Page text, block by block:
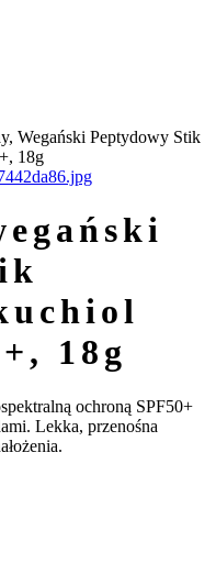
Wegański Peptydowy Stik
18g
18g
ochroną SPF50+
Lekka, przenośna